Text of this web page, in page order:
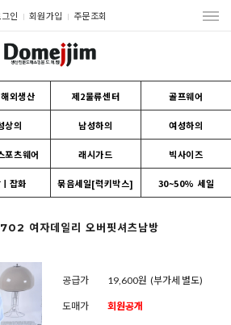
인 회원가입 주문조회
외생산 제2물류센터 골프웨어
상의 남성하의 여성하의
포츠웨어 래시가드 빅사이즈
잡화 묶음세일[럭키박스] 30~50% 세일
여자데일리 오버핏셔츠남방
공급가 19,600원 (부가세 별도)
도매가 회원공개